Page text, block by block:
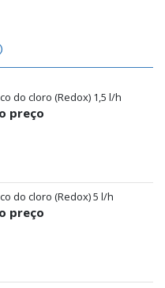
do cloro (Redox) 1,5 l/h
preço
do cloro (Redox) 5 l/h
preço